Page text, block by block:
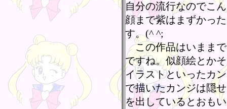
自分の流行なのでこ
顔まで紫はまずかっ
す。(^ ^;ゞ
この作品はいままで
ですね。似顔絵とか
イラストといったカ
で描いたカンジは隠
を出しているとおも